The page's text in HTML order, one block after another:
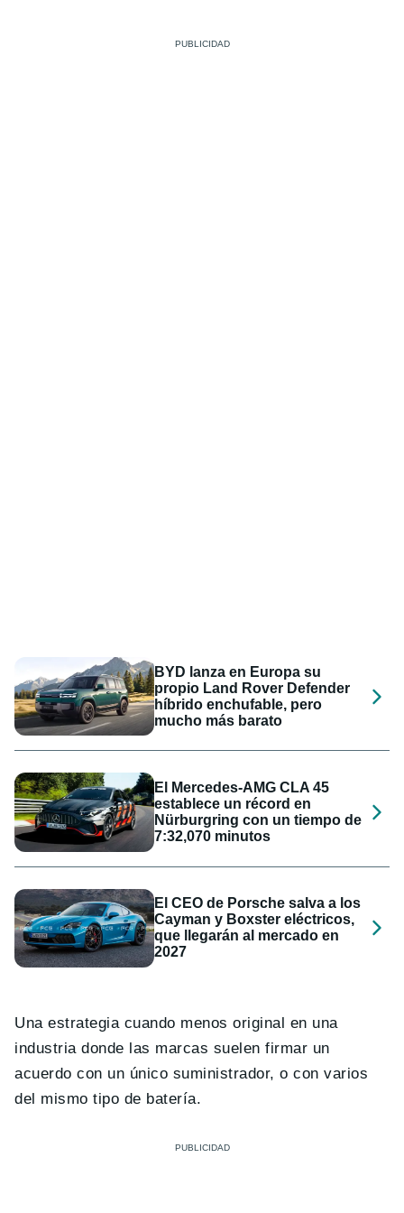
BYD lanza en Europa su
propio Land Rover Defender
híbrido enchufable, pero
mucho más barato
El Mercedes-AMG CLA 45
establece un récord en
Nürburgring con un tiempo de
7:32,070 minutos
El CEO de Porsche salva a los
Cayman y Boxster eléctricos,
que llegarán al mercado en
2027
Una estrategia cuando menos original en una
industria donde las marcas suelen firmar un
acuerdo con un único suministrador, o con varios
del mismo tipo de batería.